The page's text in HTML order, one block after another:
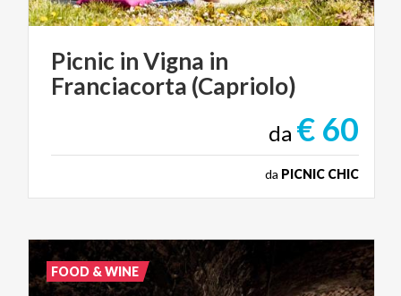
Picnic inVigna in
Franciacorta (Capriolo)
da € 60
da PICNIC CHIC
FOOD & WINE